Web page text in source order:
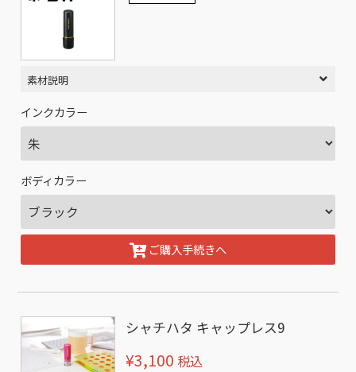
素材説明
インクカラー
ボディカラー
ご購入手続きへ
シャチハタ キャップレス9
¥3,100 税込